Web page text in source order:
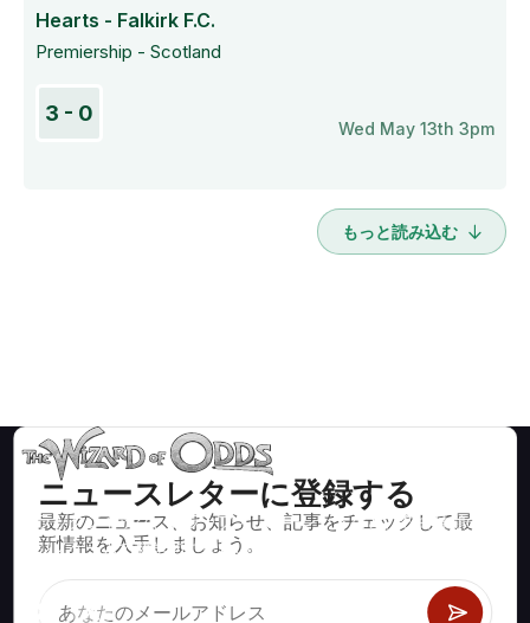
Hearts - Falkirk F.C.
Premiership - Scotland
3 - 0
Wed May 13th 3pm
もっと読み込む
ニュースレターに登録する
最新のニュース、お知らせ、記事をチェックして最
新情報を入手しましょう。
ブラックジャック、クラップス、ルーレットなど、数百種類の
カジノゲームで数学的に正しい戦略と情報。